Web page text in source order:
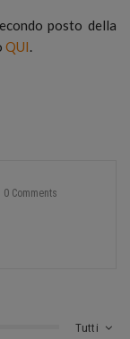
posto della
QUI.
0 Comments
Tutti